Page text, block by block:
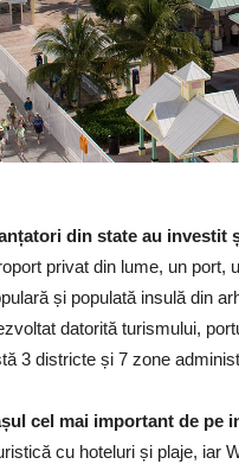
din state au investit
privat din lume, un port,
și populată insulă din
datorită turismului,
3 districte și 7 zone
cel mai important de
cu hoteluri și plaje, iar